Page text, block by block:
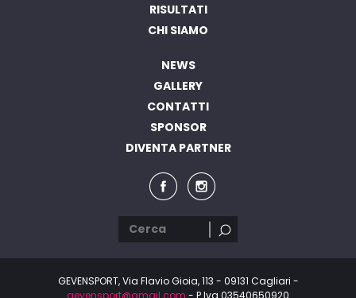
RISULTATI
CHI SIAMO
NEWS
GALLERY
CONTATTI
SPONSOR
DIVENTA PARTNER
GEVENSPORT, Via Flavio Gioia, 113 - 09131 Cagliari -
gevensport@gmail.com - P.Iva 03540650920